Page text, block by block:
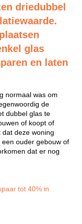
driedubbel
glas
en laten
normaal was om
de
dubbel glas te
of koopt of
deze woning
ouder gebouw of
dat er nog
tot 40% in